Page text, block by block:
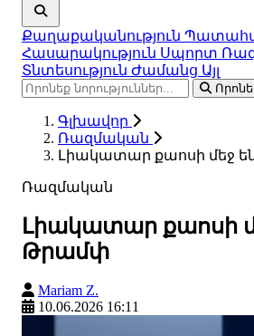
Քաղաքականություն
Հասարակություն Սպորտ
Տնտեսություն Ժամանց Այլ
Գլխավոր
Ռազմական
Լիակատար քաոսի մեջ
Ռազմական
Լիակատար քաոսի
Թրամփ
Mariam Z.
10.06.2026 16:11